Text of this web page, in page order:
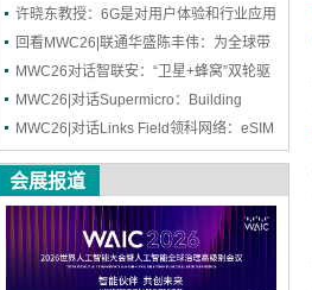
许晓东教授：6G是对用户体验和行业应用
的全方位拓展
回看MWC26|联通华盛陈丰伟：为全球带
来eSIM“中国方案”
MWC26对话智联安：“卫星+蜂窝”双轮驱
动，引领NTN芯片创新浪潮
MWC26|对话Supermicro：Building
Block构筑AI基础设施新范式
MWC26|对话Links Field领科网络：eSIM
会展报道